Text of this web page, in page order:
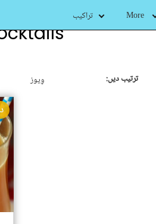
تراکیب More
ترتیب دیں: وِیوز